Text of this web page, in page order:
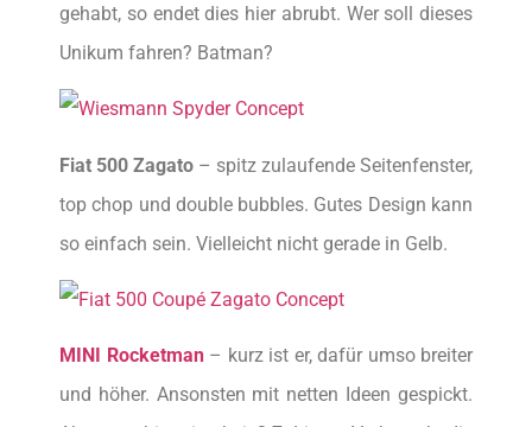
gehabt, so endet dies hier abrubt. Wer soll dieses
Unikum fahren? Batman?
Fiat 500 Zagato – spitz zulaufende Seitenfenster,
top chop und double bubbles. Gutes Design kann
so einfach sein. Vielleicht nicht gerade in Gelb.
MINI Rocketman– kurz ist er, dafür umso breiter
und höher. Ansonsten mit netten Ideen gespickt.